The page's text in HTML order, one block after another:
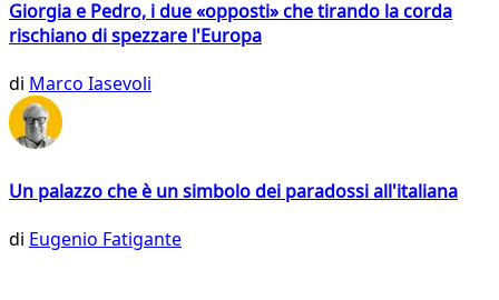
Giorgia e Pedro, i due «opposti» che tirando la corda
rischiano di spezzare l'Europa
di Marco Iasevoli
Un palazzo che è un simbolo dei paradossi all'italiana
di Eugenio Fatigante